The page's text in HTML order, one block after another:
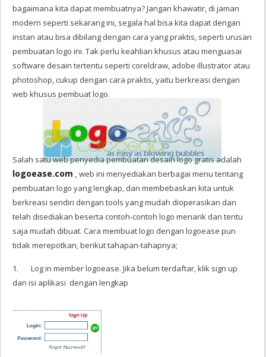
bagaimana kita dapat membuatnya? Jangan khawatir, di jaman
modern seperti sekarang ini, segala hal bisa kita dapat dengan
instan atau bisa dibilang dengan cara yang praktis, seperti urusan
pembuatan logo ini. Tak perlu keahlian khusus atau menguasai
software desain tertentu seperti coreldraw, adobe illustrator atau
photoshop, cukup dengan cara praktis, yaitu berkreasi dengan
web khusus pembuat logo.
Salah satu web penyedia pembuatan desain logo gratis adalah
logoease.com , web ini menyediakan berbagai menu tentang
pembuatan logo yang lengkap, dan membebaskan kita untuk
berkreasi sendiri dengan tools yang mudah dioperasikan dan
telah disediakan beserta contoh-contoh logo menarik dan tentu
saja mudah dibuat. Cara membuat logo dengan logoease pun
tidak merepotkan, berikut tahapan-tahapnya;
1. Log in member logoease. Jika belum terdaftar, klik sign up
dan isi aplikasi dengan lengkap